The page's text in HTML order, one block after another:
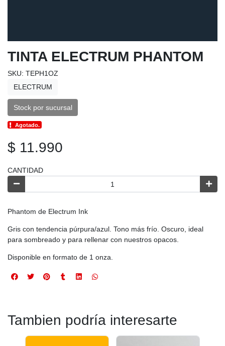
TINTA ELECTRUM PHANTOM
SKU: TEPH1OZ
ELECTRUM
Stock por sucursal
Agotado.
$ 11.990
CANTIDAD
Phantom de Electrum Ink
Gris con tendencia púrpura/azul. Tono más frío. Oscuro, ideal
para sombreado y para rellenar con nuestros opacos.
Disponible en formato de 1 onza.
Tambien podría interesarte